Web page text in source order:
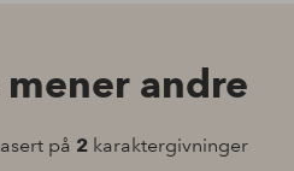
andre
på 2 karaktergivninger